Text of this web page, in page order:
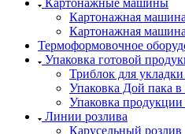
Картонажная
Картонажная
Термоформовочное
Упаковка готовой
Триблок для
Упаковка Дой пака в
Упаковка продукции
Линии розлива
Карусельный розлив